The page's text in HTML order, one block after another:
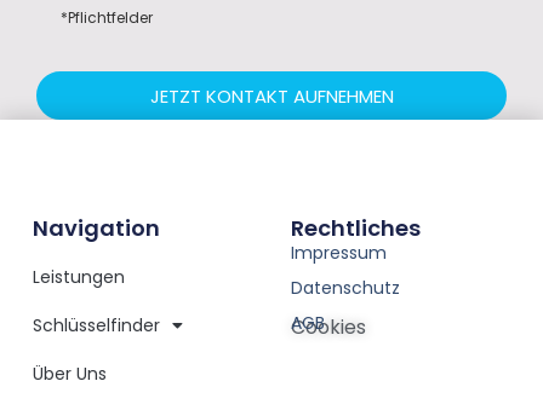
*Pflichtfelder
JETZT KONTAKT AUFNEHMEN
Navigation
Leistungen
Schlüsselfinder
Über Uns
Rechtliches
Impressum
Datenschutz
AGB
Cookies